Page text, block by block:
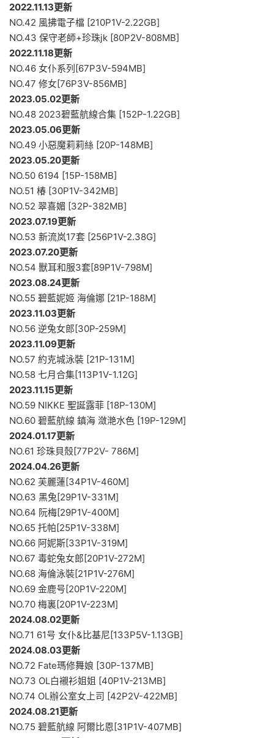
2022.11.13更新
NO.42 風拂電子檔 [210P1V-2.22GB]
NO.43 保守老師+珍珠jk [80P2V-808MB]
2022.11.18更新
NO.46 女仆系列[67P3V-594MB]
NO.47 修女[76P3V-856MB]
2023.05.02更新
NO.48 2023碧藍航線合集 [152P-1.22GB]
2023.05.06更新
NO.49 小惡魔莉莉絲 [20P-148MB]
2023.05.20更新
NO.50 6194 [15P-158MB]
NO.51 椿 [30P1V-342MB]
NO.52 翠喜媚 [32P-382MB]
2023.07.19更新
NO.53 新流岚17套 [256P1V-2.38G]
2023.07.20更新
NO.54 獸耳和服3套[89P1V-798M]
2023.08.24更新
NO.55 碧藍妮姬 海倫娜 [21P-188M]
2023.11.03更新
NO.56 逆兔女郎[30P-259M]
2023.11.09更新
NO.57 約克城泳裝 [21P-131M]
NO.58 七月合集[113P1V-1.12G]
2023.11.15更新
NO.59 NIKKE 聖誕露菲 [18P-130M]
NO.60 碧藍航線 鎮海 潋滟水色 [19P-129M]
2024.01.17更新
NO.61 珍珠貝殼[77P2V- 786M]
2024.04.26更新
NO.62 芙麗蓮[34P1V-460M]
NO.63 黑兔[29P1V-331M]
NO.64 阮梅[29P1V-400M]
NO.65 托帕[25P1V-338M]
NO.66 阿妮斯[33P1V-319M]
NO.67 毒蛇兔女郎[20P1V-272M]
NO.68 海倫泳裝[21P1V-276M]
NO.69 金鹿号[20P1V-220M]
NO.70 梅裏[20P1V-223M]
2024.08.02更新
NO.71 61号 女仆&比基尼[133P5V-1.13GB]
2024.08.03更新
NO.72 Fate瑪修舞娘 [30P-137MB]
NO.73 OL白襯衫姐姐 [40P1V-213MB]
NO.74 OL辦公室女上司 [42P2V-422MB]
2024.08.21更新
NO.75 碧藍航線 阿爾比恩[31P1V-407MB]